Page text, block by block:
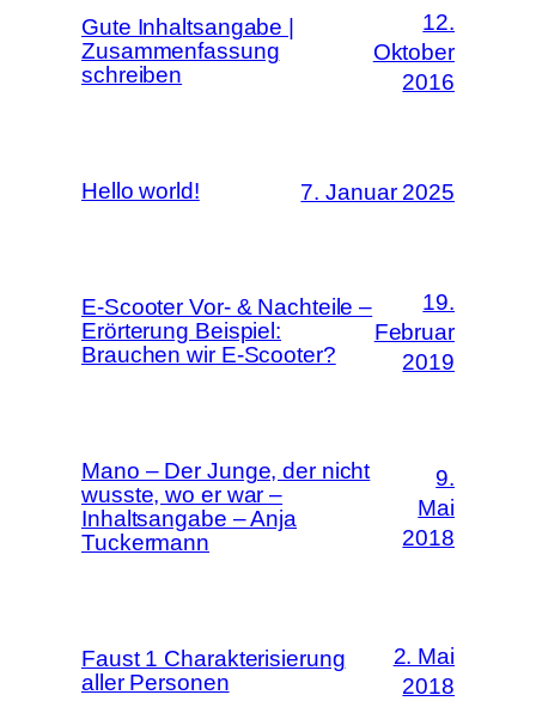
Gute Inhaltsangabe |
Zusammenfassung
schreiben
12.
Oktober
2016
Hello world! 7. Januar 2025
E-Scooter Vor- & Nachteile –
Erörterung Beispiel:
Brauchen wir E-Scooter?
19.
Februar
2019
Mano – Der Junge, der nicht
wusste, wo er war –
Inhaltsangabe – Anja
Tuckermann
9.
Mai
2018
Faust 1 Charakterisierung
aller Personen
2. Mai
2018